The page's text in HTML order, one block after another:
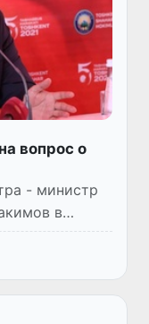
вопрос о
- министр
в
пяти
с